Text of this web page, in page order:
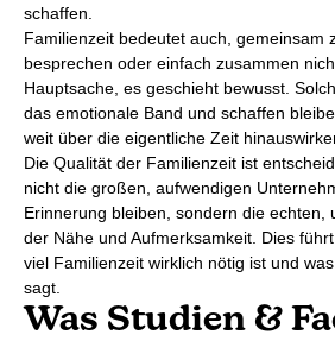
schaffen.
Familienzeit bedeutet auch, gemeinsam
besprechen oder einfach zusammen
Hauptsache, es geschieht bewusst.
das emotionale Band und schaffen
weit über die eigentliche Zeit
Die Qualität der Familienzeit ist
nicht die großen, aufwendigen
Erinnerung bleiben, sondern die echten,
der Nähe und Aufmerksamkeit. Dies
viel Familienzeit wirklich nötig ist und
sagt.
Was Studien &